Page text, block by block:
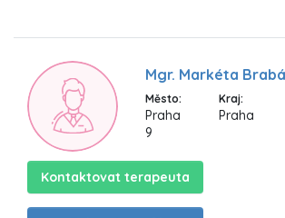
Mgr. Markéta
Město:
Praha
9
Kraj:
Praha
Kontaktovat terapeuta